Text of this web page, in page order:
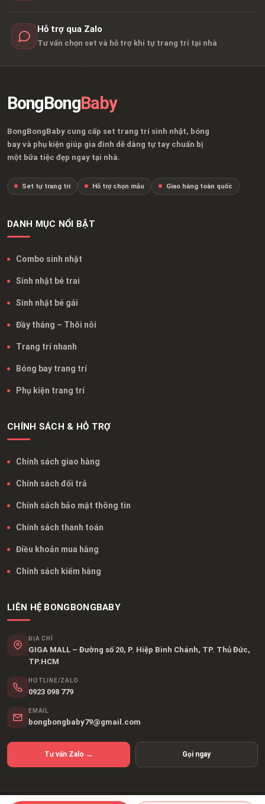
Hỗ trợ qua Zalo
Tư vấn chọn set và hỗ trợ khi tự trang trí tại nhà
BongBongBaby
BongBongBaby cung cấp set trang trí sinh nhật, bóng
bay và phụ kiện giúp gia đình dễ dàng tự tay chuẩn bị
một bữa tiệc đẹp ngay tại nhà.
Set tự trang trí Hỗ trợ chọn mẫu Giao hàng toàn quốc
DANH MỤC NỔI BẬT
Combo sinh nhật
Sinh nhật bé trai
Sinh nhật bé gái
Đầy tháng – Thôi nôi
Trang trí nhanh
Bóng bay trang trí
Phụ kiện trang trí
CHÍNH SÁCH & HỖ TRỢ
Chính sách giao hàng
Chính sách đổi trả
Chính sách bảo mật thông tin
Chính sách thanh toán
Điều khoản mua hàng
Chính sách kiểm hàng
LIÊN HỆ BONGBONGBABY
ĐỊA CHỈ
GIGA MALL – Đường số 20, P. Hiệp Bình Chánh, TP. Thủ Đức,
TP.HCM
HOTLINE/ZALO
0923 098 779
EMAIL
bongbongbaby79@gmail.com
Tư vấn Zalo → Gọi ngay